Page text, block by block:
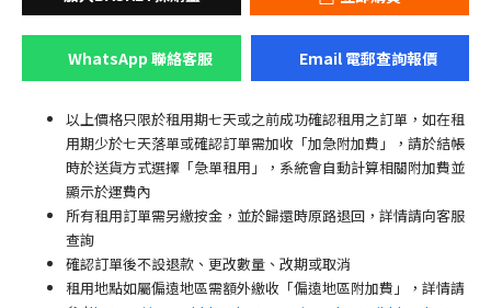
WhatsApp 聯絡客服 Email 電郵查詢報價
以上價格只限於租用期七天或之前成功確認租用之訂單，如在租
用期少於七天落單或確認訂單需加收「加急附加費」，請於結帳
時於送貨方式選擇「急單租用」，系統會自動計算相關附加費並
顯示於運費內
所有租用訂單需另繳按金，並於歸還時原路退回，詳情請向客服
查詢
確認訂單後不設退款、更改數量、改期或取消
租用地點如屬偏遠地區需額外繳收「偏遠地區附加費 」
，詳情請